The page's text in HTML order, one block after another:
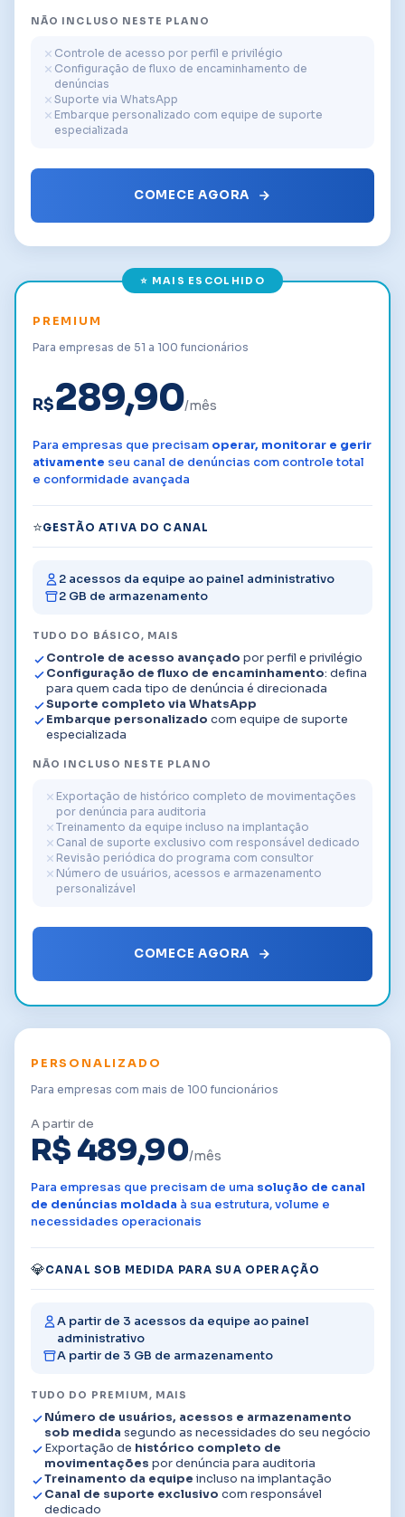
NÃO INCLUSO NESTE PLANO
Controle de acesso por perfil e privilégio
Configuração de fluxo de encaminhamento de
denúncias
Suporte via WhatsApp
Embarque personalizado com equipe de suporte
especializada
COMECE AGORA
⭐ MAIS ESCOLHIDO
PREMIUM
Para empresas de 51 a 100 funcionários
R$289,90/mês
Para empresas que precisam operar, monitorar e gerir
ativamente seu canal de denúncias com controle total
e conformidade avançada
⭐GESTÃO ATIVA DO CANAL
2 acessos da equipe ao painel administrativo
2 GB de armazenamento
TUDO DO BÁSICO, MAIS
Controle de acesso avançado por perfil e privilégio
Configuração de fluxo de encaminhamento: defina
para quem cada tipo de denúncia é direcionada
Suporte completo via WhatsApp
Embarque personalizado com equipe de suporte
especializada
NÃO INCLUSO NESTE PLANO
Exportação de histórico completo de movimentações
por denúncia para auditoria
Treinamento da equipe incluso na implantação
Canal de suporte exclusivo com responsável dedicado
Revisão periódica do programa com consultor
Número de usuários, acessos e armazenamento
personalizável
COMECE AGORA
PERSONALIZADO
Para empresas com mais de 100 funcionários
A partir de
R$ 489,90/mês
Para empresas que precisam de uma solução de canal
de denúncias moldada à sua estrutura, volume e
necessidades operacionais
💎CANAL SOB MEDIDA PARA SUA OPERAÇÃO
A partir de 3 acessos da equipe ao painel
administrativo
A partir de 3 GB de armazenamento
TUDO DO PREMIUM, MAIS
Número de usuários, acessos e armazenamento
sob medida segundo as necessidades do seu negócio
Exportação de histórico completo de
movimentações por denúncia para auditoria
Treinamento da equipe incluso na implantação
Canal de suporte exclusivo com responsável
dedicado